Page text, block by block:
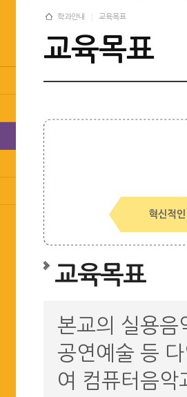
학과안내 교육목표
교육목표
교육목표
본교의 실용음
공연예술 등
여 컴퓨터음